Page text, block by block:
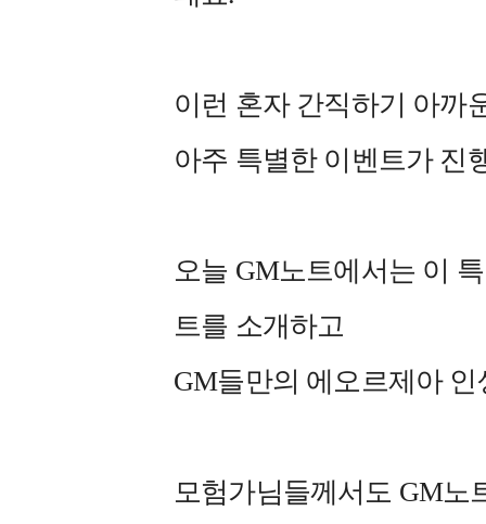
이런 혼자 간직하기 아까
아주 특별한 이벤트가 진
오늘 GM노트에서는 이
트를 소개하고
GM들만의 에오르제아
모험가님들께서도 GM노